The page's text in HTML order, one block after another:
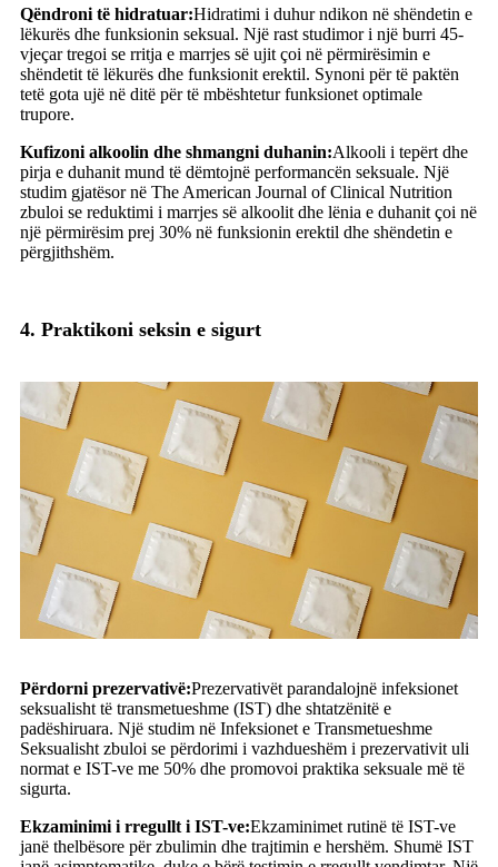
Qëndroni të hidratuar:Hidratimi i duhur ndikon në shëndetin e
lëkurës dhe funksionin seksual. Një rast studimor i një burri 45-
vjeçar tregoi se rritja e marrjes së ujit çoi në përmirësimin e
shëndetit të lëkurës dhe funksionit erektil. Synoni për të paktën
tetë gota ujë në ditë për të mbështetur funksionet optimale
trupore.
Kufizoni alkoolin dhe shmangni duhanin:Alkooli i tepërt dhe
pirja e duhanit mund të dëmtojnë performancën seksuale. Një
studim gjatësor në The American Journal of Clinical Nutrition
zbuloi se reduktimi i marrjes së alkoolit dhe lënia e duhanit çoi në
një përmirësim prej 30% në funksionin erektil dhe shëndetin e
përgjithshëm.
4. Praktikoni seksin e sigurt
Përdorni prezervativë:Prezervativët parandalojnë infeksionet
seksualisht të transmetueshme (IST) dhe shtatzënitë e
padëshiruara. Një studim në Infeksionet e Transmetueshme
Seksualisht zbuloi se përdorimi i vazhdueshëm i prezervativit uli
normat e IST-ve me 50% dhe promovoi praktika seksuale më të
sigurta.
Ekzaminimi i rregullt i IST-ve:Ekzaminimet rutinë të IST-ve
janë thelbësore për zbulimin dhe trajtimin e hershëm. Shumë IST